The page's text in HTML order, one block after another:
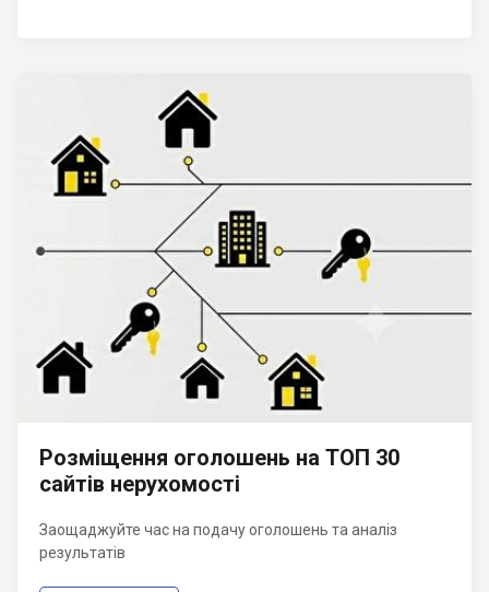
Розміщення оголошень на ТОП 30
сайтів нерухомості
Заощаджуйте час на подачу оголошень та аналіз
результатів